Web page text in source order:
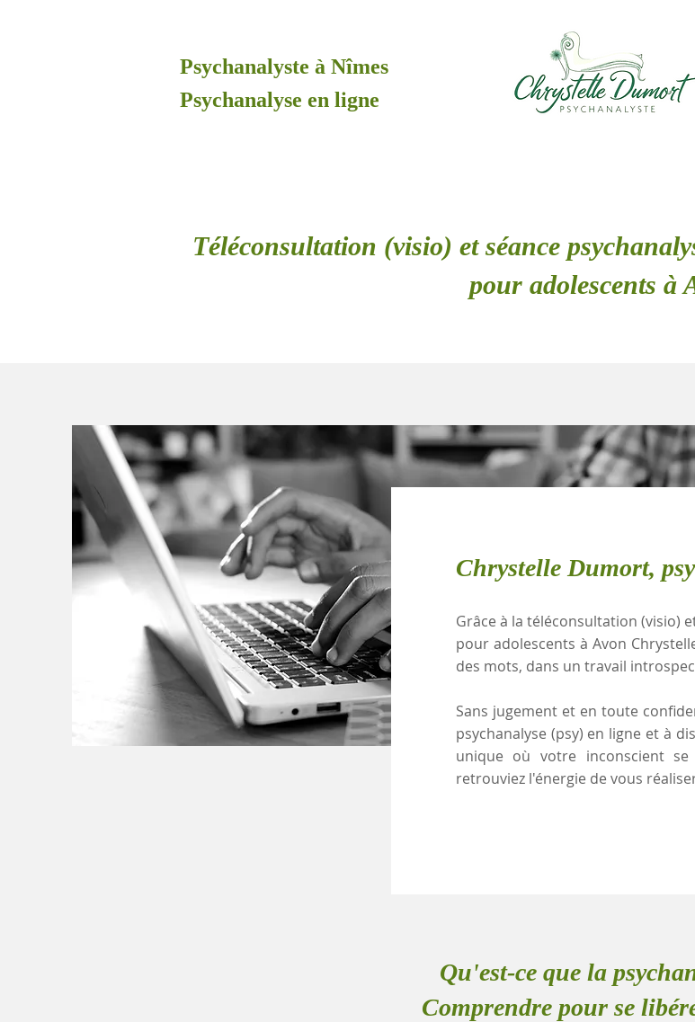
Psychanalyste à Nîmes
Psychanalyse en ligne
Téléconsultation (visio) et séance
pour adolescents à
Chrystelle Dumort,
Grâce à la téléconsultation (visio)
pour adolescents à Avon
des mots, dans un travail
Sans jugement et en toute
psychanalyse (psy) en ligne et à
unique où votre inconscient
retrouviez l'énergie de vous
Qu'est-ce que la
Comprendre pour se